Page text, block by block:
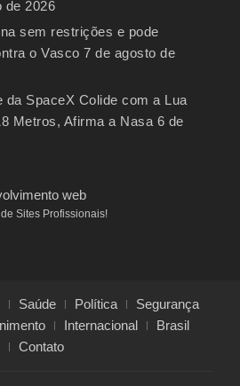
de 2026
sem restrições e pode
o Vasco 7 de agosto de
da SpaceX Colide com a Lua
Metros, Afirma a Nasa 6 de
Sites Profissionais!
Saúde Política
Segurança
Internacional
Brasil
Contato